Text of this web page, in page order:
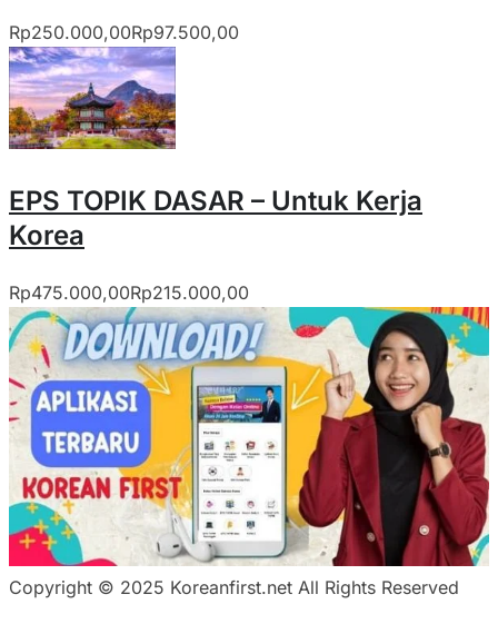
Rp250.000,00Rp97.500,00
EPS TOPIK DASAR – Untuk Kerja
Korea
Rp475.000,00Rp215.000,00
Copyright © 2025 Koreanfirst.net All Rights Reserved